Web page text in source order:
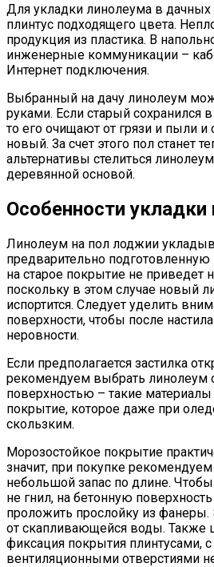
Для укладки линолеума в
плинтус подходящего цвета.
продукция из пластика. В
инженерные коммуникации –
Интернет подключения.
Выбранный на дачу линолеум
руками. Если старый сохранился
то его очищают от грязи и пыли и
новый. За счет этого пол станет
альтернативы стелиться
деревянной основой.
Особенности
Линолеум на пол лоджии
предварительно подготовленную
на старое покрытие не приведет
поскольку в этом случае новый
испортится. Следует уделить
поверхности, чтобы после
неровности.
Если предполагается застилка
рекомендуем выбрать линолеум
поверхностью – такие
покрытие, которое даже при
скользким.
Морозостойкое покрытие
значит, при покупке
небольшой запас по длине.
не гнил, на бетонную
проложить прослойку из фанеры.
от скапливающейся воды. Также
фиксация покрытия плинтусами,
вентиляционными отверстиями